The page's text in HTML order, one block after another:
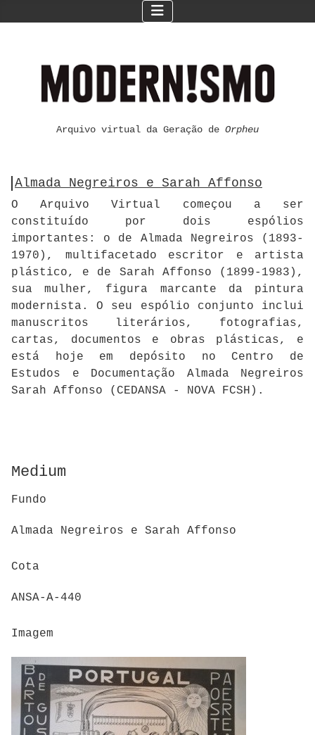
Arquivo virtual da Geração de Orpheu
Almada Negreiros e Sarah Affonso
O Arquivo Virtual começou a ser
constituído por dois espólios
importantes: o de Almada Negreiros (1893-
1970), multifacetado escritor e artista
plástico, e de Sarah Affonso (1899-1983),
sua mulher, figura marcante da pintura
modernista. O seu espólio conjunto inclui
manuscritos literários, fotografias,
cartas, documentos e obras plásticas, e
está hoje em depósito no Centro de
Estudos e Documentação Almada Negreiros
Sarah Affonso (CEDANSA - NOVA FCSH).
Medium
Fundo
Almada Negreiros e Sarah Affonso
Cota
ANSA-A-440
Imagem